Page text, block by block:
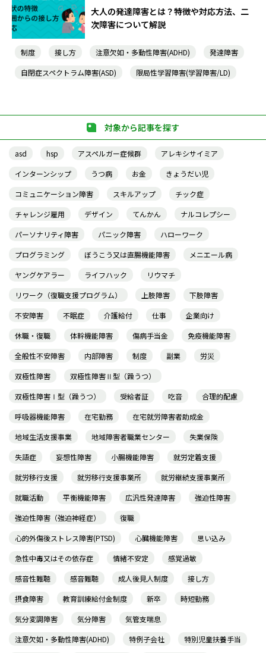
大人の発達障害とは？特徴や対応方法、二
次障害について解説
制度 接し方 注意欠如・多動性障害(ADHD)
発達障害
自閉症スペクトラム障害(ASD)
限局性学習障害(学習障害/LD)
対象から記事を探す
asd hsp アスペルガー症候群
アレキシサイミア
インターンシップ
うつ病 お金
きょうだい児
コミュニケーション障害
スキルアップ
チック症
チャレンジ雇用
デザイン てんかん
ナルコレプシー
パーソナリティ障害
パニック障害
ハローワーク
プログラミング
ぼうこう又は直腸機能障害
メニエール病
ヤングケアラー
ライフハック
リウマチ
リワーク（復職支援プログラム）
上肢障害
下肢障害
不安障害
不眠症 介護給付 仕事
企業向け
休職・復職
体幹機能障害 傷病手当金
免疫機能障害
全般性不安障害
内部障害 制度 副業
労災
双極性障害
双極性障害Ⅱ型（躁うつ）
双極性障害Ⅰ型（躁うつ）
受給者証 吃音
合理的配慮
呼吸器機能障害
在宅勤務
在宅就労障害者助成金
地域生活支援事業
地域障害者職業センター
失業保険
失語症
妄想性障害 小腸機能障害
就労定着支援
就労移行支援
就労移行支援事業所
就労継続支援事業所
就職活動
平衡機能障害 広汎性発達障害
強迫性障害
強迫性障害（強迫神経症）
復職
心的外傷後ストレス障害(PTSD)
心臓機能障害
思い込み
急性中毒又はその依存症
情緒不安定
感覚過敏
感音性難聴
感音難聴 成人後見人制度
接し方
摂食障害
教育訓練給付金制度 新卒
時短勤務
気分変調障害
気分障害
気管支喘息
注意欠如・多動性障害(ADHD)
特例子会社
特別児童扶養手当